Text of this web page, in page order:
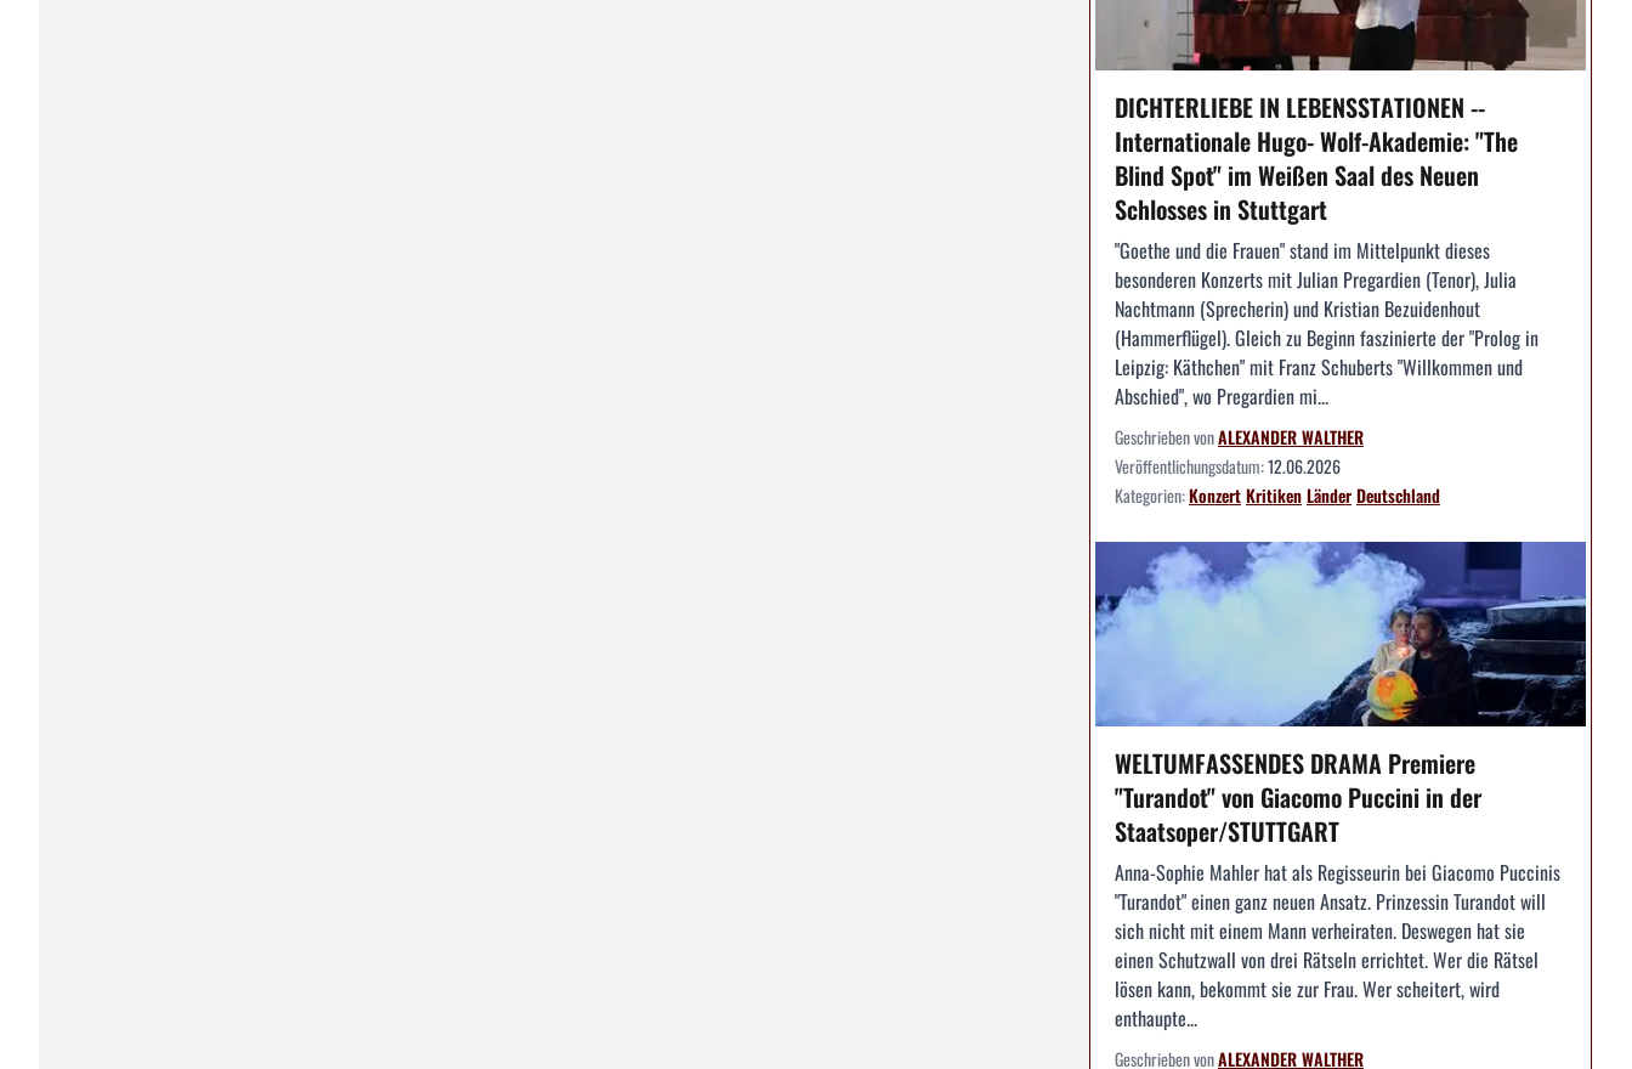
DICHTERLIEBE IN LEBENSSTATIONEN --
Internationale Hugo- Wolf-Akademie: "The
Blind Spot" im Weißen Saal des Neuen
Schlosses in Stuttgart
"Goethe und die Frauen" stand im Mittelpunkt dieses
besonderen Konzerts mit Julian Pregardien (Tenor), Julia
Nachtmann (Sprecherin) und Kristian Bezuidenhout
(Hammerflügel). Gleich zu Beginn faszinierte der "Prolog in
Leipzig: Käthchen" mit Franz Schuberts "Willkommen und
Abschied", wo Pregardien mi...
Geschrieben vonALEXANDER WALTHER
Veröffentlichungsdatum:12.06.2026
Kategorien:KonzertKritikenLänderDeutschland
WELTUMFASSENDES DRAMA Premiere
"Turandot" von Giacomo Puccini in der
Staatsoper/STUTTGART
Anna-Sophie Mahler hat als Regisseurin bei Giacomo Puccinis
"Turandot" einen ganz neuen Ansatz. Prinzessin Turandot will
sich nicht mit einem Mann verheiraten. Deswegen hat sie
einen Schutzwall von drei Rätseln errichtet. Wer die Rätsel
lösen kann, bekommt sie zur Frau. Wer scheitert, wird
enthaupte...
Geschrieben vonALEXANDER WALTHER